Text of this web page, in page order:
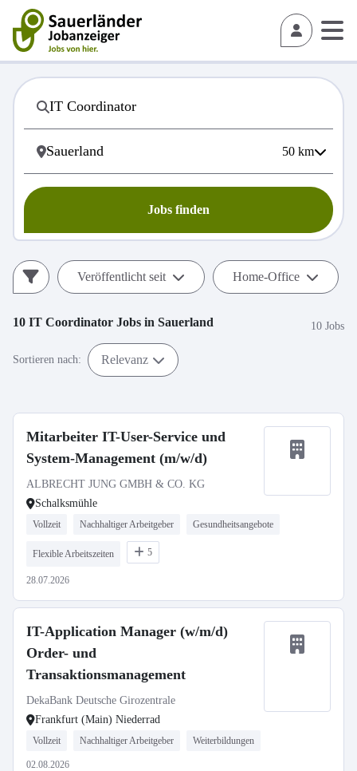
50 km
Jobs finden
Veröffentlicht seit Home-Office
10 IT Coordinator Jobs in Sauerland 10 Jobs
Sortieren nach: Relevanz
Mitarbeiter IT-User-Service und
System-Management (m/w/d)
ALBRECHT JUNG GMBH & CO. KG
Schalksmühle
Vollzeit Nachhaltiger Arbeitgeber Gesundheitsangebote
Flexible Arbeitszeiten 5
28.07.2026
IT-Application Manager (w/m/d)
Order- und
Transaktionsmanagement
DekaBank Deutsche Girozentrale
Frankfurt (Main) Niederrad
Vollzeit Nachhaltiger Arbeitgeber Weiterbildungen
02.08.2026